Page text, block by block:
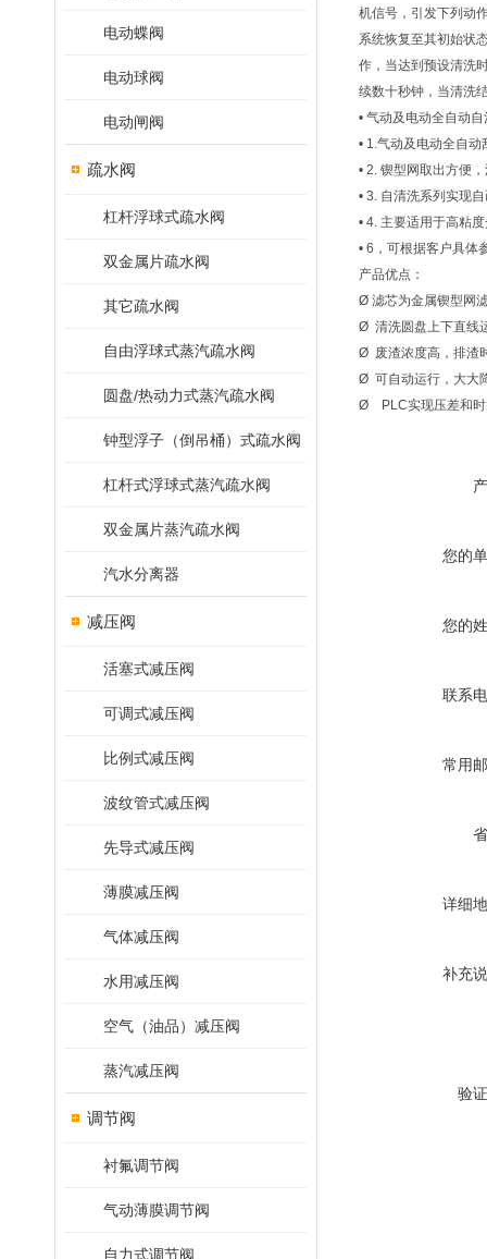
电动蝶阀
电动球阀
电动闸阀
疏水阀
杠杆浮球式疏水阀
双金属片疏水阀
其它疏水阀
自由浮球式蒸汽疏水阀
圆盘/热动力式蒸汽疏水阀
钟型浮子（倒吊桶）式疏水阀
杠杆式浮球式蒸汽疏水阀
双金属片蒸汽疏水阀
汽水分离器
减压阀
活塞式减压阀
可调式减压阀
比例式减压阀
波纹管式减压阀
先导式减压阀
薄膜减压阀
气体减压阀
水用减压阀
空气（油品）减压阀
蒸汽减压阀
调节阀
衬氟调节阀
气动薄膜调节阀
自力式调节阀
机信号，引发下列动
系统恢复至其初始状
作，当达到预设清洗
续数十秒钟，当清洗
• 气动及电动全自动
• 1.气动及电动全自
• 2. 锲型网取出方便
• 3. 自清洗系列实现
• 4. 主要适用于高粘
• 6，可根据客户具体
产品优点：
Ø 滤芯为金属锲型网
Ø 清洗圆盘上下直线
Ø 废渣浓度高，排渣
Ø 可自动运行，大大
Ø PLC实现压差和时
您的
您的
联系
常用
详细
补充
验